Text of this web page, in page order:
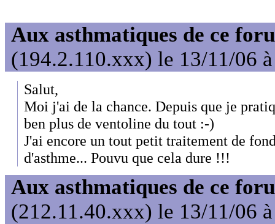
Aux asthmatiques de ce
(194.2.110.xxx) le 13/11/06
Salut,
Moi j'ai de la chance. Depuis que je
ben plus de ventoline du tout :-)
J'ai encore un tout petit traitement de
d'asthme... Pouvu que cela dure !!!
Aux asthmatiques de ce
(212.11.40.xxx) le 13/11/06